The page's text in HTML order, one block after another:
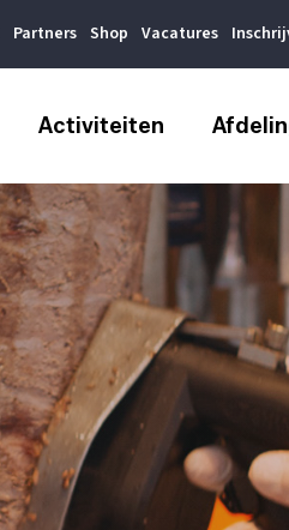
Partners Shop Vacatures
Activiteiten